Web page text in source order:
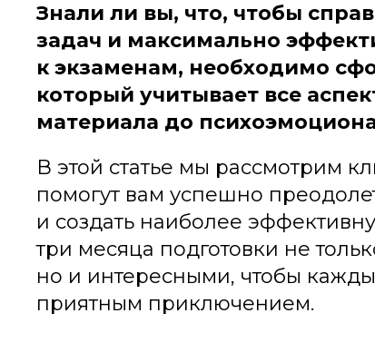
Знали ли вы, что, чтобы
задач и максимально
к экзаменам, необходимо
который учитывает все
материала до
В этой статье мы рассмотрим
помогут вам успешно
и создать наиболее
три месяца подготовки не
но и интересными, чтобы
приятным приключением.